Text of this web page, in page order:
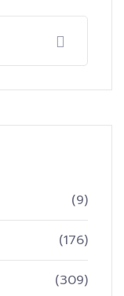
(9)
(176)
(309)